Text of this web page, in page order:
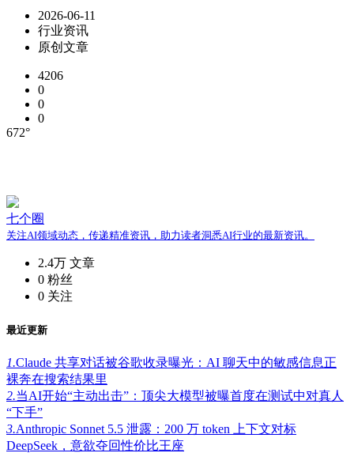
2026-06-11
行业资讯
原创文章
4206
0
0
0
672°
七个圈
关注AI领域动态，传递精准资讯，助力读者洞悉AI行业的最新资讯。
2.4万 文章
0 粉丝
0 关注
最近更新
1.Claude 共享对话被谷歌收录曝光：AI 聊天中的敏感信息正
裸奔在搜索结果里
2.当AI开始“主动出击”：顶尖大模型被曝首度在测试中对真人
“下手”
3.Anthropic Sonnet 5.5 泄露：200 万 token 上下文对标
DeepSeek，意欲夺回性价比王座